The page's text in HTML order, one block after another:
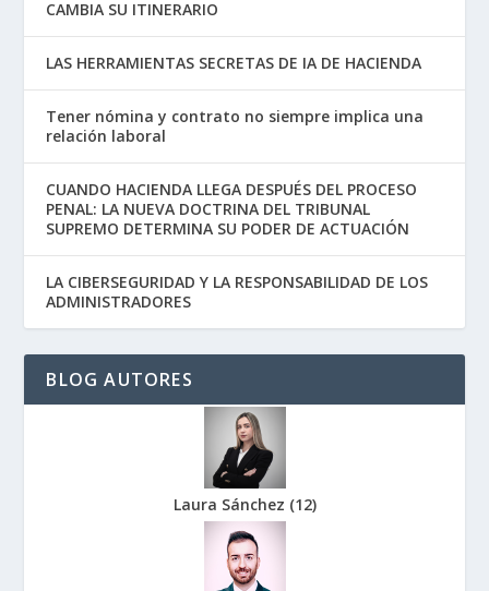
CAMBIA SU ITINERARIO
LAS HERRAMIENTAS SECRETAS DE IA DE HACIENDA
Tener nómina y contrato no siempre implica una
relación laboral
CUANDO HACIENDA LLEGA DESPUÉS DEL PROCESO
PENAL: LA NUEVA DOCTRINA DEL TRIBUNAL
SUPREMO DETERMINA SU PODER DE ACTUACIÓN
LA CIBERSEGURIDAD Y LA RESPONSABILIDAD DE LOS
ADMINISTRADORES
BLOG AUTORES
Laura Sánchez (12)